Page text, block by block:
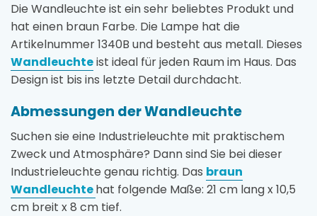
Die Wandleuchte ist ein sehr beliebtes Produkt und
hat einen braun Farbe. Die Lampe hat die
Artikelnummer 1340B und besteht aus metall. Dieses
Wandleuchteist ideal für jeden Raum im Haus. Das
Design ist bis ins letzte Detail durchdacht.
Abmessungen der Wandleuchte
Suchen sie eine Industrieleuchte mit praktischem
Zweck und Atmosphäre? Dann sind Sie bei dieser
Industrieleuchte genau richtig. Das braun
Wandleuchtehat folgende Maße: 21 cm lang x 10,5
cm breit x 8 cm tief.